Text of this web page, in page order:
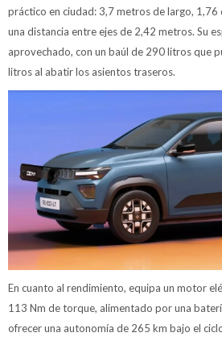
práctico en ciudad: 3,7 metros de largo, 1,76
una distancia entre ejes de 2,42 metros. Su
aprovechado, con un baúl de 290 litros que
litros al abatir los asientos traseros.
En cuanto al rendimiento, equipa un motor
113 Nm de torque, alimentado por una
ofrecer una autonomía de 265 km bajo el